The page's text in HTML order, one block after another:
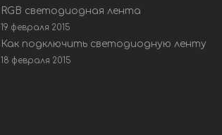
RGB светодиодная лента
19 февраля 2015
Как подключить светодиодную ленту
18 февраля 2015